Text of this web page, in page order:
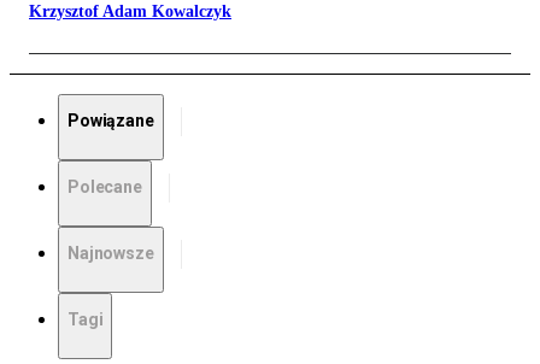
Krzysztof Adam Kowalczyk
Powiązane
Polecane
Najnowsze
Tagi